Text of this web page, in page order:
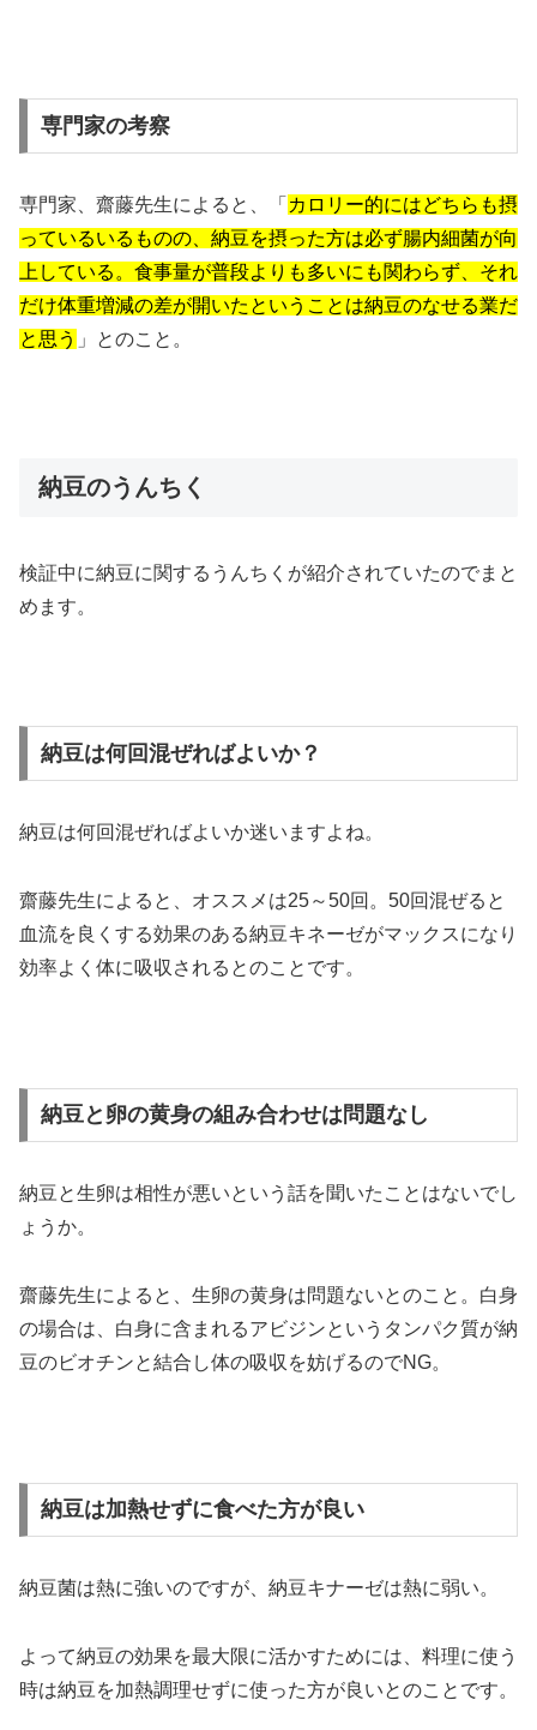
専門家の考察
専門家、齋藤先生によると、「 カロリー的にはどちらも摂
っているいるものの、納豆を摂った方は必ず腸内細菌が向
上している。食事量が普段よりも多いにも関わらず、それ
だけ体重増減の差が開いたということは納豆のなせる業だ
と思う 」とのこと。
納豆のうんちく
検証中に納豆に関するうんちくが紹介されていたのでまと
めます。
納豆は何回混ぜればよいか？
納豆は何回混ぜればよいか迷いますよね。
齋藤先生によると、オススメは25～50回。50回混ぜると
血流を良くする効果のある納豆キネーゼがマックスになり
効率よく体に吸収されるとのことです。
納豆と卵の黄身の組み合わせは問題なし
納豆と生卵は相性が悪いという話を聞いたことはないでし
ょうか。
齋藤先生によると、生卵の黄身は問題ないとのこと。白身
の場合は、白身に含まれるアビジンというタンパク質が納
豆のビオチンと結合し体の吸収を妨げるのでNG。
納豆は加熱せずに食べた方が良い
納豆菌は熱に強いのですが、納豆キナーゼは熱に弱い。
よって納豆の効果を最大限に活かすためには、料理に使う
時は納豆を加熱調理せずに使った方が良いとのことです。